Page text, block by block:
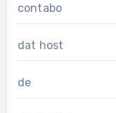
contabo
dat host
de